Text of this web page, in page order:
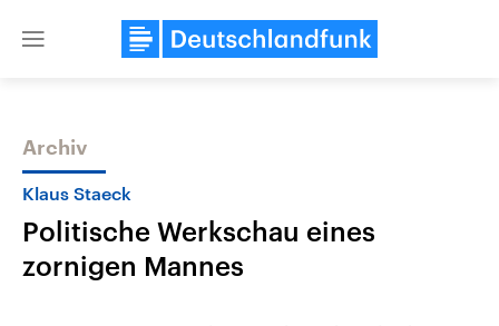
Close
Themen
Archiv
Klaus Staeck
Politische Werkschau eines
zornigen Mannes